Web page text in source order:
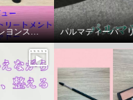
パーリーデュー クレヨンスティック トリートメント ジュエルシャドー ３色セット